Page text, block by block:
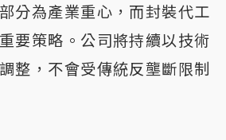
分為產業重心，而封裝代工
要策略。公司將持續以技術
整，不會受傳統反壟斷限制